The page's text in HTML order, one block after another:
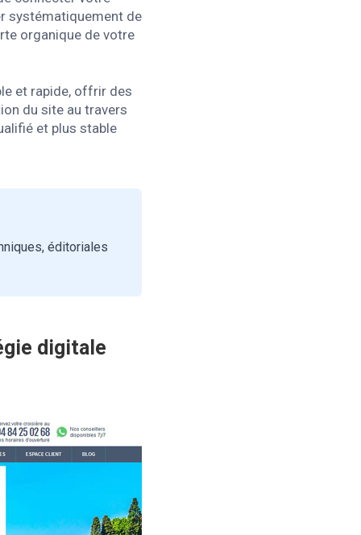
systématiquement de
organique de votre
et rapide, offrir des
du site au travers
et plus stable
éditoriales
digitale